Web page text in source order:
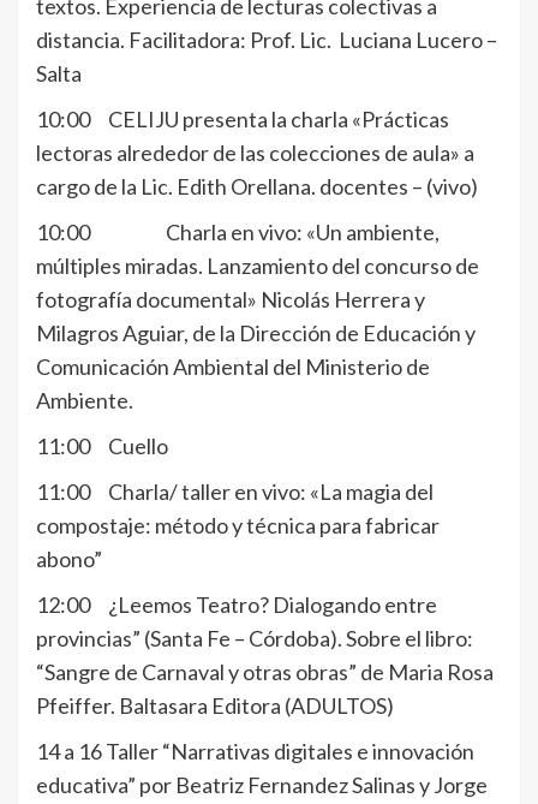
textos. Experiencia de lecturas colectivas a
distancia. Facilitadora: Prof. Lic. Luciana Lucero –
Salta
10:00 CELIJU presenta la charla «Prácticas
lectoras alrededor de las colecciones de aula» a
cargo de la Lic. Edith Orellana. docentes – (vivo)
10:00 Charla en vivo: «Un ambiente,
múltiples miradas. Lanzamiento del concurso de
fotografía documental» Nicolás Herrera y
Milagros Aguiar, de la Dirección de Educación y
Comunicación Ambiental del Ministerio de
Ambiente.
11:00 Cuello
11:00 Charla/ taller en vivo: «La magia del
compostaje: método y técnica para fabricar
abono”
12:00 ¿Leemos Teatro? Dialogando entre
provincias” (Santa Fe – Córdoba). Sobre el libro:
“Sangre de Carnaval y otras obras” de Maria Rosa
Pfeiffer. Baltasara Editora (ADULTOS)
14 a 16 Taller “Narrativas digitales e innovación
educativa” por Beatriz Fernandez Salinas y Jorge